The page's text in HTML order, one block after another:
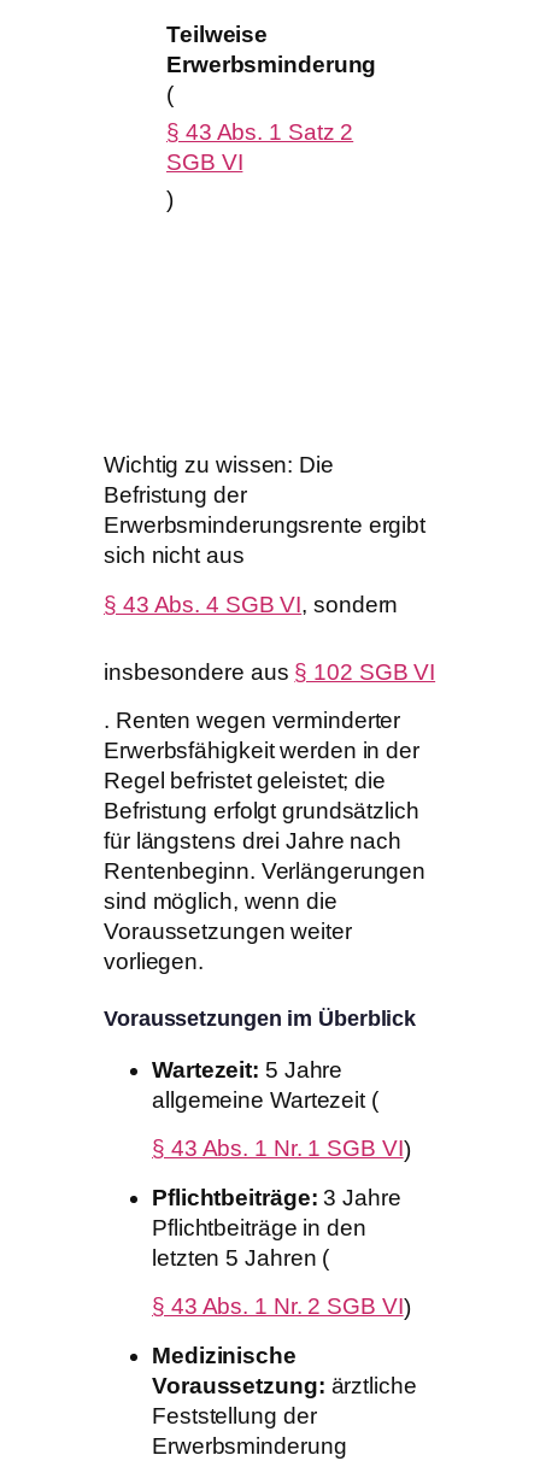
Teilweise
Erwerbsminderung
(
§ 43 Abs. 1 Satz 2
SGB VI
)
Wichtig zu wissen: Die
Befristung der
Erwerbsminderungsrente ergibt
sich nicht aus
§ 43 Abs. 4 SGB VI, sondern
insbesondere aus § 102 SGB VI
. Renten wegen verminderter
Erwerbsfähigkeit werden in der
Regel befristet geleistet; die
Befristung erfolgt grundsätzlich
für längstens drei Jahre nach
Rentenbeginn. Verlängerungen
sind möglich, wenn die
Voraussetzungen weiter
vorliegen.
Voraussetzungen im Überblick
Wartezeit: 5 Jahre
allgemeine Wartezeit (
§ 43 Abs. 1 Nr. 1 SGB VI)
Pflichtbeiträge: 3 Jahre
Pflichtbeiträge in den
letzten 5 Jahren (
§ 43 Abs. 1 Nr. 2 SGB VI)
Medizinische
Voraussetzung: ärztliche
Feststellung der
Erwerbsminderung